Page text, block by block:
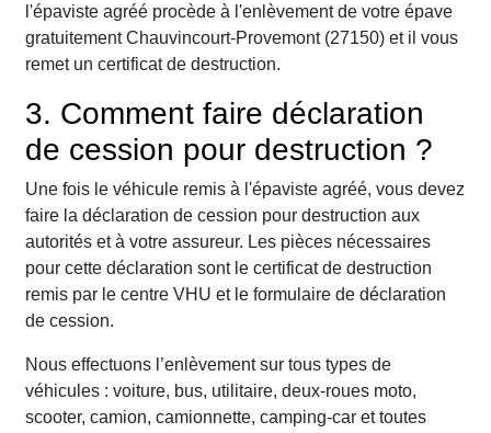
l'épaviste agréé procède à l'enlèvement de votre épave
gratuitement Chauvincourt-Provemont (27150) et il vous
remet un certificat de destruction.
3. Comment faire déclaration
de cession pour destruction ?
Une fois le véhicule remis à l'épaviste agréé, vous devez
faire la déclaration de cession pour destruction aux
autorités et à votre assureur. Les pièces nécessaires
pour cette déclaration sont le certificat de destruction
remis par le centre VHU et le formulaire de déclaration
de cession.
Nous effectuons l’enlèvement sur tous types de
véhicules : voiture, bus, utilitaire, deux-roues moto,
scooter, camion, camionnette, camping-car et toutes